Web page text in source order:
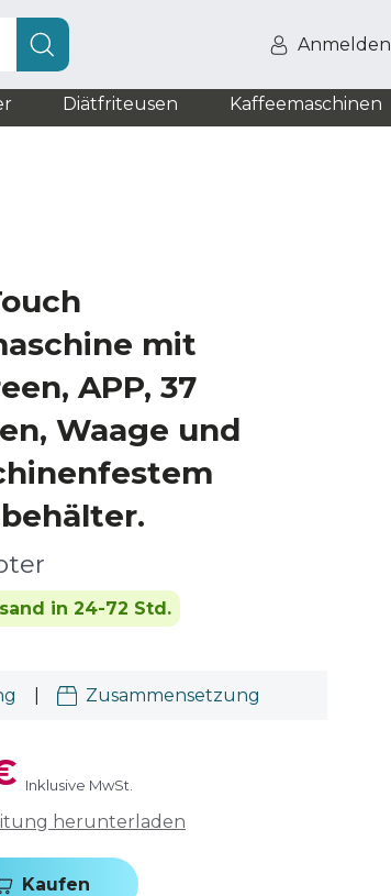
Anmelden
Diätfriteusen Kaffeemaschinen
mit
APP, 37
Waage und
in 24-72 Std.
Zusammensetzung
Inklusive MwSt.
herunterladen
Kaufen